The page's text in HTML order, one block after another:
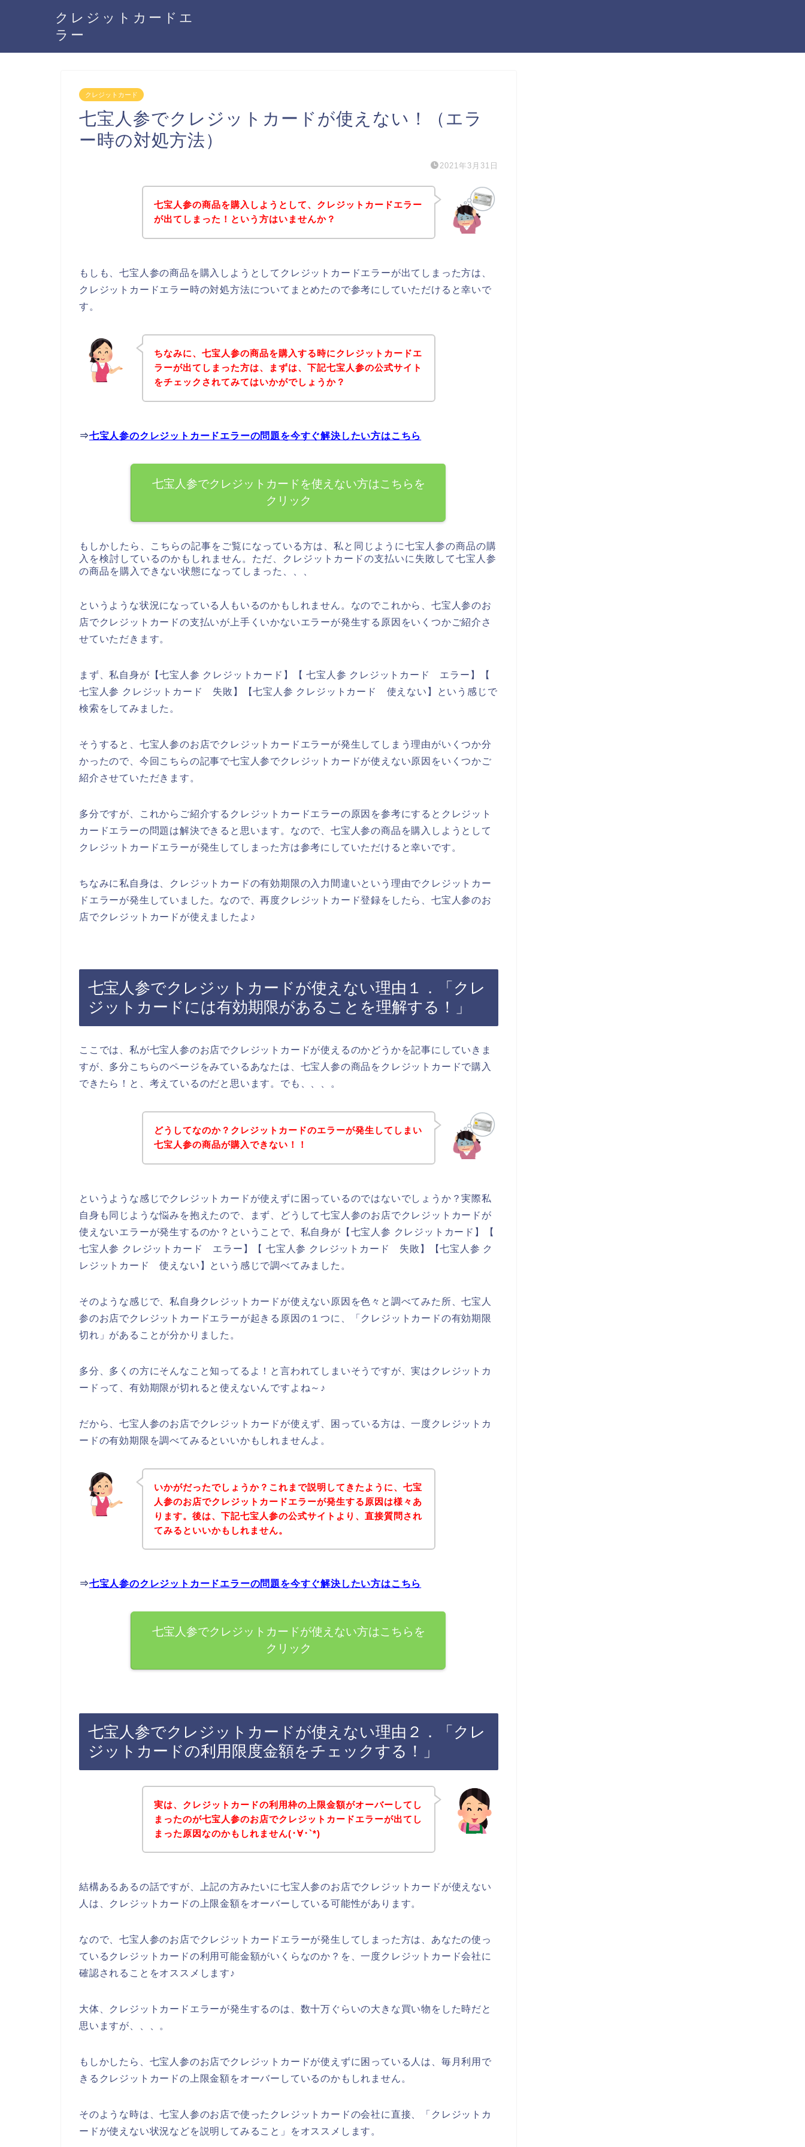
クレジットカードエ
ラー
クレジットカード
七宝人参でクレジットカードが使えない！（エラ
ー時の対処方法）
2021年3月31日
七宝人参の商品を購入しようとして、クレジットカードエラー
が出てしまった！という方はいませんか？
もしも、七宝人参の商品を購入しようとしてクレジットカードエラーが出てしまった方は、
クレジットカードエラー時の対処方法についてまとめたので参考にしていただけると幸いで
す。
ちなみに、七宝人参の商品を購入する時にクレジットカードエ
ラーが出てしまった方は、まずは、下記七宝人参の公式サイト
をチェックされてみてはいかがでしょうか？
⇒七宝人参のクレジットカードエラーの問題を今すぐ解決したい方はこちら
七宝人参でクレジットカードを使えない方はこちらを
クリック
もしかしたら、こちらの記事をご覧になっている方は、私と同じように七宝人参の商品の購
入を検討しているのかもしれません。ただ、クレジットカードの支払いに失敗して七宝人参
の商品を購入できない状態になってしまった、、、
というような状況になっている人もいるのかもしれません。なのでこれから、七宝人参のお
店でクレジットカードの支払いが上手くいかないエラーが発生する原因をいくつかご紹介さ
せていただきます。
まず、私自身が【七宝人参 クレジットカード】【 七宝人参 クレジットカード エラー】【
七宝人参 クレジットカード 失敗】【七宝人参 クレジットカード 使えない】という感じで
検索をしてみました。
そうすると、七宝人参のお店でクレジットカードエラーが発生してしまう理由がいくつか分
かったので、今回こちらの記事で七宝人参でクレジットカードが使えない原因をいくつかご
紹介させていただきます。
多分ですが、これからご紹介するクレジットカードエラーの原因を参考にするとクレジット
カードエラーの問題は解決できると思います。なので、七宝人参の商品を購入しようとして
クレジットカードエラーが発生してしまった方は参考にしていただけると幸いです。
ちなみに私自身は、クレジットカードの有効期限の入力間違いという理由でクレジットカー
ドエラーが発生していました。なので、再度クレジットカード登録をしたら、七宝人参のお
店でクレジットカードが使えましたよ♪
七宝人参でクレジットカードが使えない理由１．「クレ
ジットカードには有効期限があることを理解する！」
ここでは、私が七宝人参のお店でクレジットカードが使えるのかどうかを記事にしていきま
すが、多分こちらのページをみているあなたは、七宝人参の商品をクレジットカードで購入
できたら！と、考えているのだと思います。でも、、、。
どうしてなのか？クレジットカードのエラーが発生してしまい
七宝人参の商品が購入できない！！
というような感じでクレジットカードが使えずに困っているのではないでしょうか？実際私
自身も同じような悩みを抱えたので、まず、どうして七宝人参のお店でクレジットカードが
使えないエラーが発生するのか？ということで、私自身が【七宝人参 クレジットカード】【
七宝人参 クレジットカード エラー】【 七宝人参 クレジットカード 失敗】【七宝人参 ク
レジットカード 使えない】という感じで調べてみました。
そのような感じで、私自身クレジットカードが使えない原因を色々と調べてみた所、七宝人
参のお店でクレジットカードエラーが起きる原因の１つに、「クレジットカードの有効期限
切れ」があることが分かりました。
多分、多くの方にそんなこと知ってるよ！と言われてしまいそうですが、実はクレジットカ
ードって、有効期限が切れると使えないんですよね～♪
だから、七宝人参のお店でクレジットカードが使えず、困っている方は、一度クレジットカ
ードの有効期限を調べてみるといいかもしれませんよ。
いかがだったでしょうか？これまで説明してきたように、七宝
人参のお店でクレジットカードエラーが発生する原因は様々あ
ります。後は、下記七宝人参の公式サイトより、直接質問され
てみるといいかもしれません。
⇒七宝人参のクレジットカードエラーの問題を今すぐ解決したい方はこちら
七宝人参でクレジットカードが使えない方はこちらを
クリック
七宝人参でクレジットカードが使えない理由２．「クレ
ジットカードの利用限度金額をチェックする！」
実は、クレジットカードの利用枠の上限金額がオーバーしてし
まったのが七宝人参のお店でクレジットカードエラーが出てし
まった原因なのかもしれません(･∀･`*)
結構あるあるの話ですが、上記の方みたいに七宝人参のお店でクレジットカードが使えない
人は、クレジットカードの上限金額をオーバーしている可能性があります。
なので、七宝人参のお店でクレジットカードエラーが発生してしまった方は、あなたの使っ
ているクレジットカードの利用可能金額がいくらなのか？を、一度クレジットカード会社に
確認されることをオススメします♪
大体、クレジットカードエラーが発生するのは、数十万ぐらいの大きな買い物をした時だと
思いますが、、、。
もしかしたら、七宝人参のお店でクレジットカードが使えずに困っている人は、毎月利用で
きるクレジットカードの上限金額をオーバーしているのかもしれません。
そのような時は、七宝人参のお店で使ったクレジットカードの会社に直接、「クレジットカ
ードが使えない状況などを説明してみること」をオススメします。